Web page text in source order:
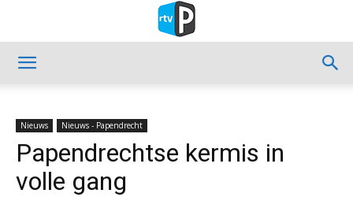
Nieuws Nieuws - Papendrecht
Papendrechtse kermis in
volle gang